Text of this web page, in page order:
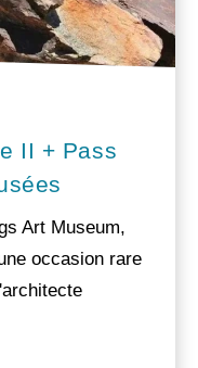
II + Pass
Art Museum,
occasion rare